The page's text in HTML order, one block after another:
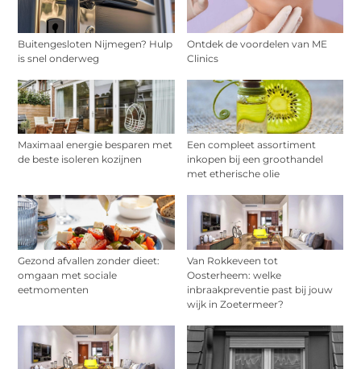
Buitengesloten Nijmegen? Hulp
is snel onderweg
Ontdek de voordelen van ME
Clinics
Maximaal energie besparen met
de beste isoleren kozijnen
Een compleet assortiment
inkopen bij een groothandel
met etherische olie
Gezond afvallen zonder dieet:
omgaan met sociale
eetmomenten
Van Rokkeveen tot
Oosterheem: welke
inbraakpreventie past bij jouw
wijk in Zoetermeer?